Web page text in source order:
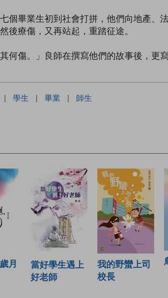
個畢業生初到社會打拼，他們向地產
療傷，又再站起，重踏征途。
何傷。」良師在撰寫他們的故事後，
| 學生 | 畢業 | 師生
月
當好學生遇上
好老師
我的野蠻上司
校長